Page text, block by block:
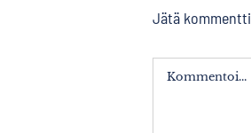
Jätä kommentti
Kommentti